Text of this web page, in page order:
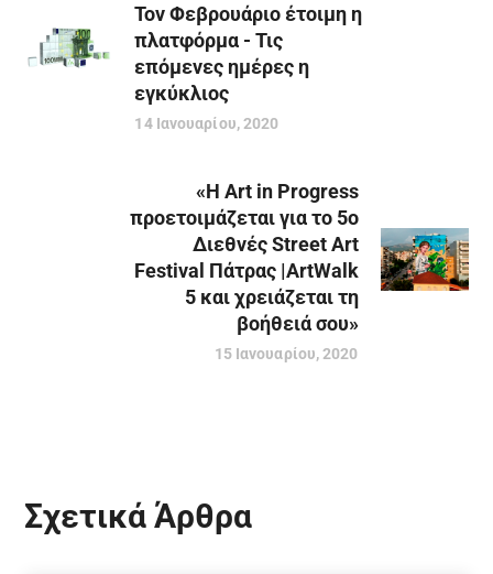
Τον Φεβρουάριο έτοιμη η
πλατφόρμα - Τις
επόμενες ημέρες η
εγκύκλιος
14 Ιανουαρίου, 2020
«H Art in Progress
προετοιμάζεται για το 5ο
Διεθνές Street Art
Festival Πάτρας |ArtWalk
5 και χρειάζεται τη
βοήθειά σου»
15 Ιανουαρίου, 2020
Σχετικά Άρθρα